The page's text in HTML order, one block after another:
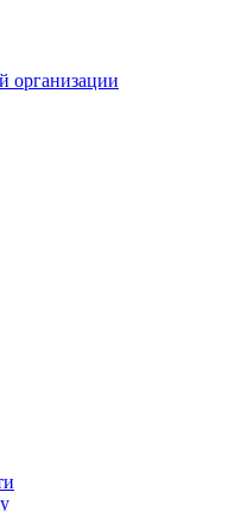
организации